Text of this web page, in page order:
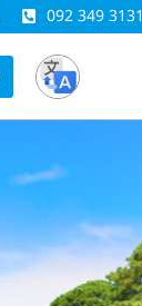
092 349 3131